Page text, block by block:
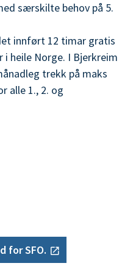
særskilte behov på 5.
innført 12 timar gratis
i heile Norge. I Bjerkreim
trekk på maks
alle 1., 2. og
for SFO.